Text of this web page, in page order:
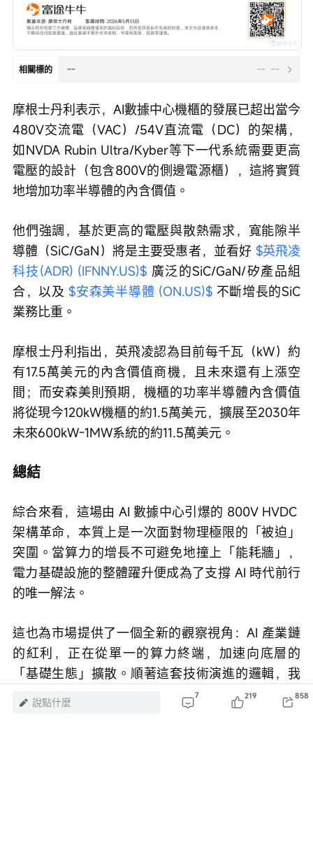
相關標的 -- -- --
摩根士丹利表示，AI數據中心機櫃的發展已超出當今
480V交流電（VAC）/54V直流電（DC）的架構，
如NVDA Rubin Ultra/Kyber等下一代系統需要更高
電壓的設計（包含800V的側邊電源櫃），這將實質
地增加功率半導體的內含價值。
他們強調，基於更高的電壓與散熱需求，寬能隙半
導體（SiC/GaN）將是主要受惠者，並看好 $英飛凌
科技(ADR) (IFNNY.US)$ 廣泛的SiC/GaN/矽產品組
合，以及 $安森美半導體 (ON.US)$ 不斷增長的SiC
業務比重。
摩根士丹利指出，英飛凌認為目前每千瓦（kW）約
有17.5萬美元的內含價值商機，且未來還有上漲空
間；而安森美則預期，機櫃的功率半導體內含價值
將從現今120kW機櫃的約1.5萬美元，擴展至2030年
未來600kW-1MW系統的約11.5萬美元。
總結
綜合來看，這場由 AI 數據中心引爆的 800V HVDC
架構革命，本質上是一次面對物理極限的「被迫」
突圍。當算力的增長不可避免地撞上「能耗牆」，
電力基礎設施的整體躍升便成為了支撐 AI 時代前行
的唯一解法。
這也為市場提供了一個全新的觀察視角：AI 產業鏈
的紅利，正在從單一的算力終端，加速向底層的
「基礎生態」擴散。順著這套技術演進的邏輯，我
們能清晰地看到機架電源物料清單的結構性重塑
——從微觀層面寬禁帶半導體（SiC/GaN）與電源管
說點什麼
7 219 858